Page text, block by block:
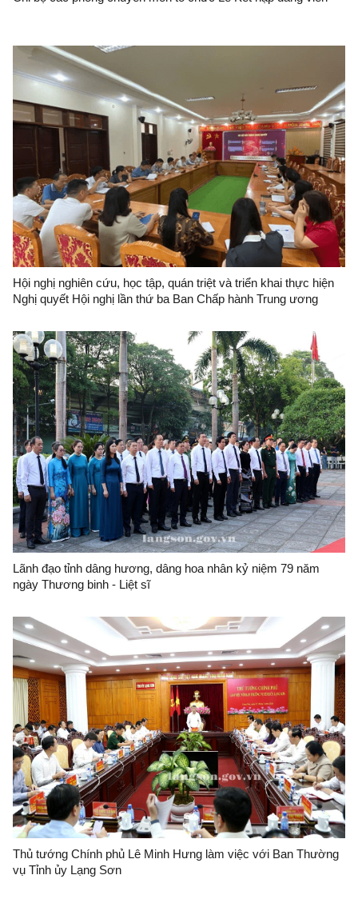
Hội nghị nghiên cứu, học tập, quán triệt và triển khai thực hiện
Nghị quyết Hội nghị lần thứ ba Ban Chấp hành Trung ương
Đồng Đăng-Lạng Sơn
Lãnh đạo tỉnh dâng hương, dâng hoa nhân kỷ niệm 79 năm
ngày Thương binh - Liệt sĩ
Thủ tướng Chính phủ Lê Minh Hưng làm việc với Ban Thường
vụ Tỉnh ủy Lạng Sơn